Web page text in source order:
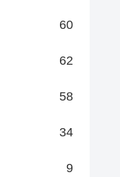
60
62
58
34
9